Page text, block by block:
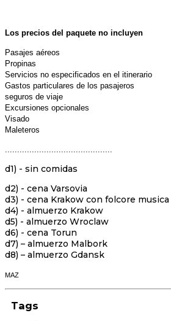
Los precios del paquete no incluyen
Pasajes aéreos
Propinas
Servicios no especificados en el itinerario
Gastos particulares de los pasajeros
seguros de viaje
Excursiones opcionales
Visado
Maleteros
d1) - sin comidas
d2) - cena Varsovia
d3) - cena Krakow con folcore musica
d4) - almuerzo Krakow
d5) - almuerzo Wroclaw
d6) - cena Torun
d7) – almuerzo Malbork
d8) – almuerzo Gdansk
MAZ
Tags